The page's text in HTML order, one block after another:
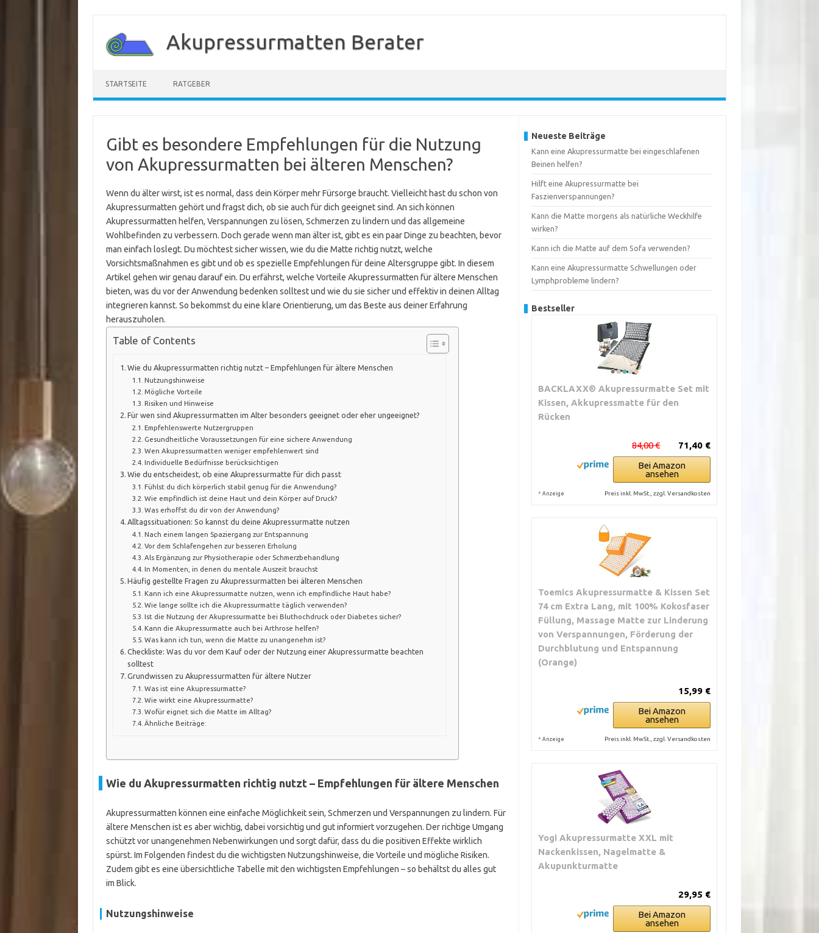
springen
Akupressurmatten Berater
STARTSEITE RATGEBER
Gibt es besondere Empfehlungen für die Nutzung
von Akupressurmatten bei älteren Menschen?
Wenn du älter wirst, ist es normal, dass dein Körper mehr Fürsorge braucht. Vielleicht hast du schon von
Akupressurmatten gehört und fragst dich, ob sie auch für dich geeignet sind. An sich können
Akupressurmatten helfen, Verspannungen zu lösen, Schmerzen zu lindern und das allgemeine
Wohlbefinden zu verbessern. Doch gerade wenn man älter ist, gibt es ein paar Dinge zu beachten, bevor
man einfach loslegt. Du möchtest sicher wissen, wie du die Matte richtig nutzt, welche
Vorsichtsmaßnahmen es gibt und ob es spezielle Empfehlungen für deine Altersgruppe gibt. In diesem
Artikel gehen wir genau darauf ein. Du erfährst, welche Vorteile Akupressurmatten für ältere Menschen
bieten, was du vor der Anwendung bedenken solltest und wie du sie sicher und effektiv in deinen Alltag
integrieren kannst. So bekommst du eine klare Orientierung, um das Beste aus deiner Erfahrung
herauszuholen.
Table of Contents
Wie du Akupressurmatten richtig nutzt – Empfehlungen für ältere Menschen
Nutzungshinweise
Mögliche Vorteile
Risiken und Hinweise
Für wen sind Akupressurmatten im Alter besonders geeignet oder eher ungeeignet?
Empfehlenswerte Nutzergruppen
Gesundheitliche Voraussetzungen für eine sichere Anwendung
Wen Akupressurmatten weniger empfehlenwert sind
Individuelle Bedürfnisse berücksichtigen
Wie du entscheidest, ob eine Akupressurmatte für dich passt
Fühlst du dich körperlich stabil genug für die Anwendung?
Wie empfindlich ist deine Haut und dein Körper auf Druck?
Was erhoffst du dir von der Anwendung?
Alltagssituationen: So kannst du deine Akupressurmatte nutzen
Nach einem langen Spaziergang zur Entspannung
Vor dem Schlafengehen zur besseren Erholung
Als Ergänzung zur Physiotherapie oder Schmerzbehandlung
In Momenten, in denen du mentale Auszeit brauchst
Häufig gestellte Fragen zu Akupressurmatten bei älteren Menschen
Kann ich eine Akupressurmatte nutzen, wenn ich empfindliche Haut habe?
Wie lange sollte ich die Akupressurmatte täglich verwenden?
Ist die Nutzung der Akupressurmatte bei Bluthochdruck oder Diabetes sicher?
Kann die Akupressurmatte auch bei Arthrose helfen?
Was kann ich tun, wenn die Matte zu unangenehm ist?
Checkliste: Was du vor dem Kauf oder der Nutzung einer Akupressurmatte beachten
solltest
Grundwissen zu Akupressurmatten für ältere Nutzer
Was ist eine Akupressurmatte?
Wie wirkt eine Akupressurmatte?
Wofür eignet sich die Matte im Alltag?
Ähnliche Beiträge:
Wie du Akupressurmatten richtig nutzt – Empfehlungen für ältere Menschen
Akupressurmatten können eine einfache Möglichkeit sein, Schmerzen und Verspannungen zu lindern. Für
ältere Menschen ist es aber wichtig, dabei vorsichtig und gut informiert vorzugehen. Der richtige Umgang
schützt vor unangenehmen Nebenwirkungen und sorgt dafür, dass du die positiven Effekte wirklich
spürst. Im Folgenden findest du die wichtigsten Nutzungshinweise, die Vorteile und mögliche Risiken.
Zudem gibt es eine übersichtliche Tabelle mit den wichtigsten Empfehlungen – so behältst du alles gut
im Blick.
Nutzungshinweise
Neueste Beiträge
Kann eine Akupressurmatte bei eingeschlafenen
Beinen helfen?
Hilft eine Akupressurmatte bei
Faszienverspannungen?
Kann die Matte morgens als natürliche Weckhilfe
wirken?
Kann ich die Matte auf dem Sofa verwenden?
Kann eine Akupressurmatte Schwellungen oder
Lymphprobleme lindern?
Bestseller
BACKLAXX® Akupressurmatte Set mit
Kissen, Akkupressmatte für den
Rücken
71,40 €
84,00 €
Bei Amazon
ansehen
* Anzeige Preis inkl. MwSt., zzgl. Versandkosten
Toemics Akupressurmatte & Kissen Set
74 cm Extra Lang, mit 100% Kokosfaser
Füllung, Massage Matte zur Linderung
von Verspannungen, Förderung der
Durchblutung und Entspannung
(Orange)
15,99 €
Bei Amazon
ansehen
* Anzeige Preis inkl. MwSt., zzgl. Versandkosten
Yogi Akupressurmatte XXL mit
Nackenkissen, Nagelmatte &
Akupunkturmatte
29,95 €
Bei Amazon
ansehen